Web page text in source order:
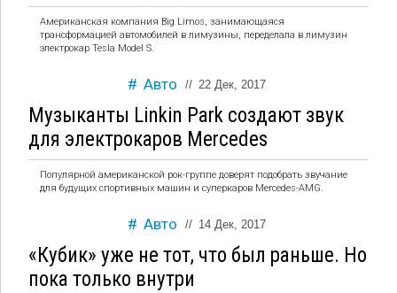
Американская компания Big Limos, занимающаяся
трансформацией автомобилей в лимузины, переделала в лимузин
электрокар Tesla Model S.
Авто // 22 Дек, 2017
Музыканты Linkin Park создают звук
для электрокаров Mercedes
Популярной американской рок-группе доверят подобрать звучание
для будущих спортивных машин и суперкаров Mercedes-AMG.
Авто // 14 Дек, 2017
«Кубик» уже не тот, что был раньше. Но
пока только внутри